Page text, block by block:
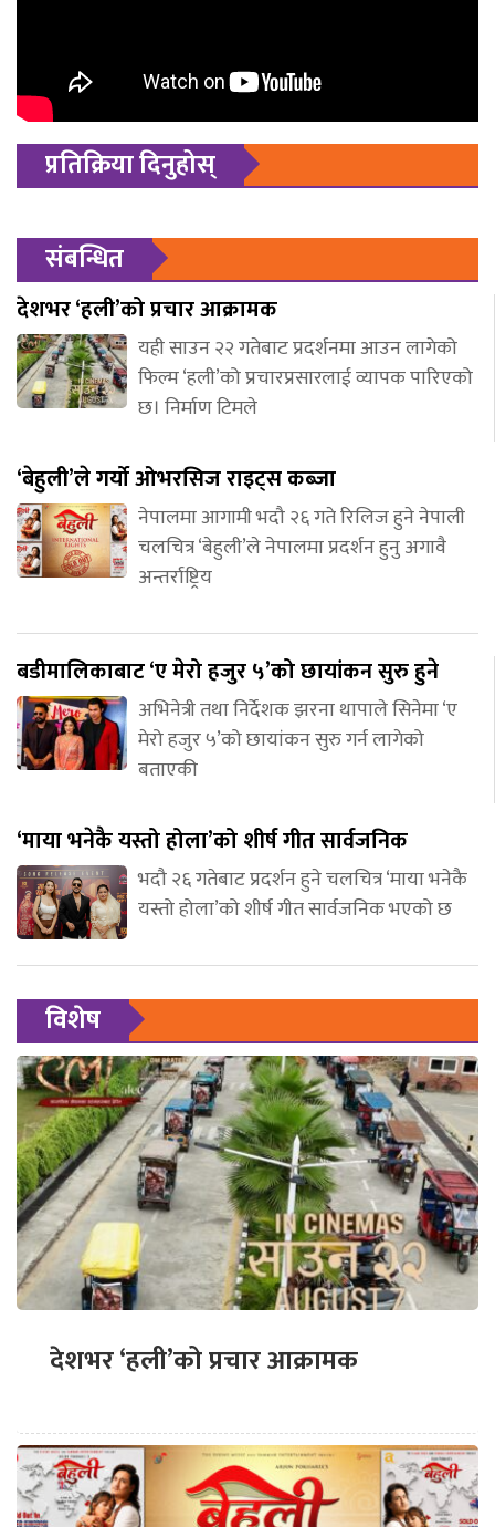
प्रतिक्रिया दिनुहोस्
संबन्धित
देशभर ‘हली’को प्रचार आक्रामक
यही साउन २२ गतेबाट प्रदर्शनमा आउन लागेको
फिल्म ‘हली’को प्रचारप्रसारलाई व्यापक पारिएको
छ। निर्माण टिमले
‘बेहुली’ले गर्यो ओभरसिज राइट्स कब्जा
नेपालमा आगामी भदौ २६ गते रिलिज हुने नेपाली
चलचित्र ‘बेहुली’ले नेपालमा प्रदर्शन हुनु अगावै
अन्तर्राष्ट्रिय
बडीमालिकाबाट ‘ए मेरो हजुर ५’को छायांकन सुरु हुने
अभिनेत्री तथा निर्देशक झरना थापाले सिनेमा ‘ए
मेरो हजुर ५’को छायांकन सुरु गर्न लागेको
बताएकी
‘माया भनेकै यस्तो होला’को शीर्ष गीत सार्वजनिक
भदौ २६ गतेबाट प्रदर्शन हुने चलचित्र ‘माया भनेकै
यस्तो होला’को शीर्ष गीत सार्वजनिक भएको छ
विशेष
देशभर ‘हली’को प्रचार आक्रामक